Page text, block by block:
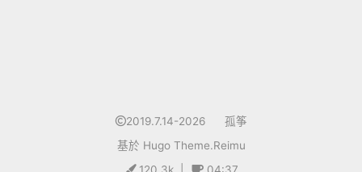
2019.7.14-2026
孤筝
基於 HugoTheme.Reimu